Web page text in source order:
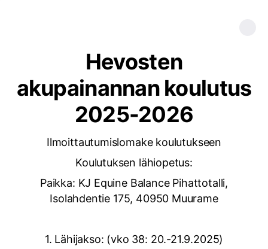
Hevosten
akupainannan koulutus
2025-2026
Ilmoittautumislomake koulutukseen
Koulutuksen lähiopetus:
Paikka: KJ Equine Balance Pihattotalli,
Isolahdentie 175, 40950 Muurame
1. Lähijakso: (vko 38: 20.-21.9.2025)